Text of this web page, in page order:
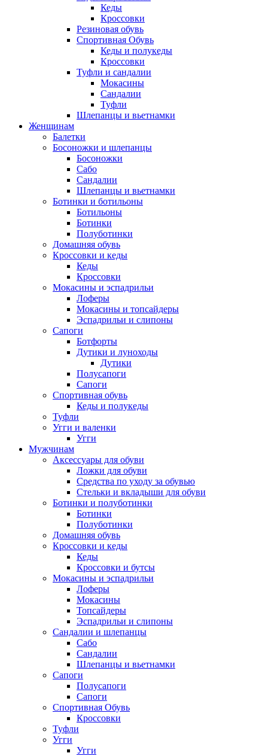
Кеды
Кроссовки
Резиновая обувь
Спортивная Обувь
Кеды и полукеды
Кроссовки
Туфли и сандалии
Мокасины
Сандалии
Туфли
Шлепанцы и вьетнамки
Женщинам
Балетки
Босоножки и шлепанцы
Босоножки
Сабо
Сандалии
Шлепанцы и вьетнамки
Ботинки и ботильоны
Ботильоны
Ботинки
Полуботинки
Домашняя обувь
Кроссовки и кеды
Кеды
Кроссовки
Мокасины и эспадрильи
Лоферы
Мокасины и топсайдеры
Эспадрильи и слипоны
Сапоги
Ботфорты
Дутики и луноходы
Дутики
Полусапоги
Сапоги
Спортивная обувь
Кеды и полукеды
Туфли
Угги и валенки
Угги
Мужчинам
Аксессуары для обуви
Ложки для обуви
Средства по уходу за обувью
Стельки и вкладыши для обуви
Ботинки и полуботинки
Ботинки
Полуботинки
Домашняя обувь
Кроссовки и кеды
Кеды
Кроссовки и бутсы
Мокасины и эспадрильи
Лоферы
Мокасины
Топсайдеры
Эспадрильи и слипоны
Сандалии и шлепанцы
Сабо
Сандалии
Шлепанцы и вьетнамки
Сапоги
Полусапоги
Сапоги
Спортивная Обувь
Кроссовки
Туфли
Угги
Угги